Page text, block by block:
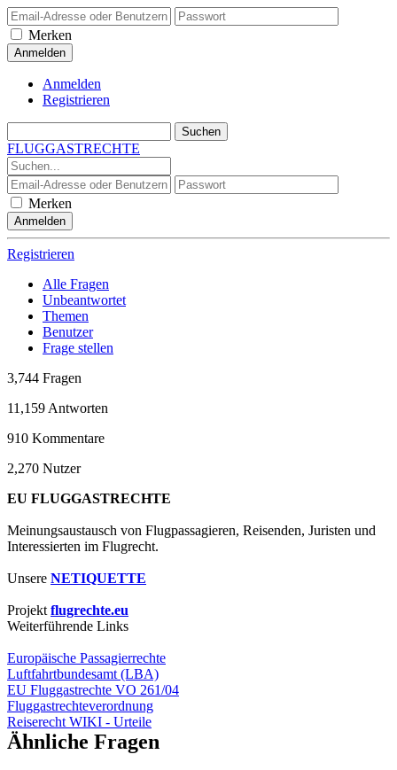
Merken
Anmelden
Registrieren
FLUGGASTRECHTE
Merken
Registrieren
Alle Fragen
Unbeantwortet
Themen
Benutzer
Frage stellen
3,744 Fragen
11,159 Antworten
910 Kommentare
2,270 Nutzer
EU FLUGGASTRECHTE
Meinungsaustausch von Flugpassagieren, Reisenden, Juristen und
Interessierten im Flugrecht.
Unsere NETIQUETTE
Projekt flugrechte.eu
Weiterführende Links
Europäische Passagierrechte
Luftfahrtbundesamt (LBA)
EU Fluggastrechte VO 261/04
Fluggastrechteverordnung
Reiserecht WIKI - Urteile
Ähnliche Fragen